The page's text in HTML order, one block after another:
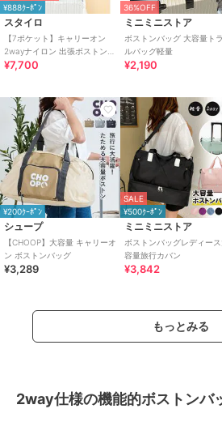
¥888ｸｰﾎﾟﾝ
スタイロ
【7ポケット】キャリーオン
2wayナイロン 出張ボストンバ
ッグ 大容量
¥7,700
36%OFF
ミニミニストア
ボストンバッグ 大容量ト
ルバッグ軽量
¥2,190
¥200ｸｰﾎﾟﾝ
シュープ
【CHOOP】大容量 キャリーオ
ン ボストンバッグ
¥3,289
SALE
¥500ｸｰﾎﾟﾝ
ミニミニストア
ボストンバッグレディー
容量旅行カバン
¥3,842
もっとみる
2way仕様の機能的ボストンバ